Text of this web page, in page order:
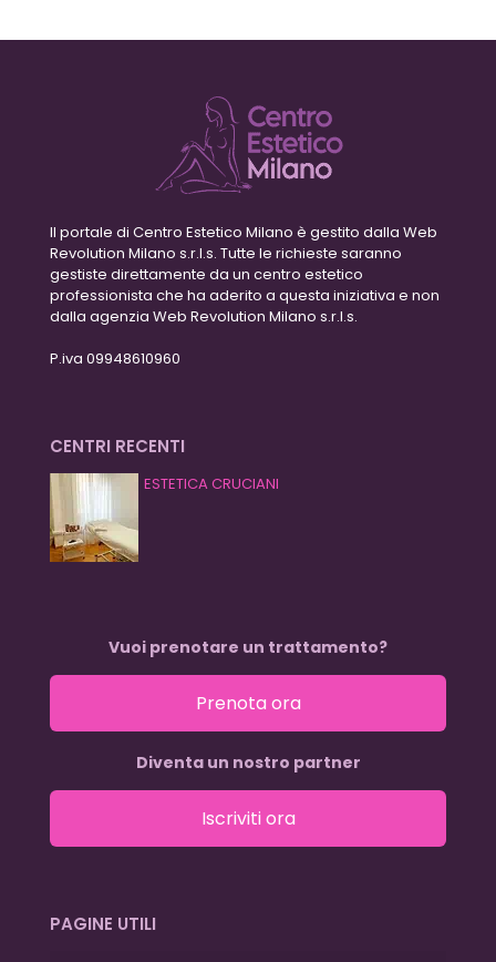
Il portale di Centro Estetico Milano è gestito dalla Web
Revolution Milano s.r.l.s. Tutte le richieste saranno
gestiste direttamente da un centro estetico
professionista che ha aderito a questa iniziativa e non
dalla agenzia Web Revolution Milano s.r.l.s.
P.iva 09948610960
CENTRI RECENTI
ESTETICA CRUCIANI
Vuoi prenotare un trattamento?
Prenota ora
Diventa un nostro partner
Iscriviti ora
PAGINE UTILI